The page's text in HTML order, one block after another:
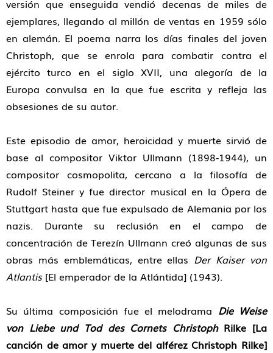
versión que enseguida vendió decenas de miles de
ejemplares, llegando al millón de ventas en 1959 sólo
en alemán. El poema narra los días finales del joven
Christoph, que se enrola para combatir contra el
ejército turco en el siglo XVII, una alegoría de la
Europa convulsa en la que fue escrita y refleja las
obsesiones de su autor.
Este episodio de amor, heroicidad y muerte sirvió de
base al compositor Viktor Ullmann (1898-1944), un
compositor cosmopolita, cercano a la filosofía de
Rudolf Steiner y fue director musical en la Ópera de
Stuttgart hasta que fue expulsado de Alemania por los
nazis. Durante su reclusión en el campo de
concentración de Terezín Ullmann creó algunas de sus
obras más emblemáticas, entre ellas Der Kaiser von
Atlantis [El emperador de la Atlántida] (1943).
Su última composición fue el melodrama Die Weise
von Liebe und Tod des Cornets Christoph Rilke [La
canción de amor y muerte del alférez Christoph Rilke]